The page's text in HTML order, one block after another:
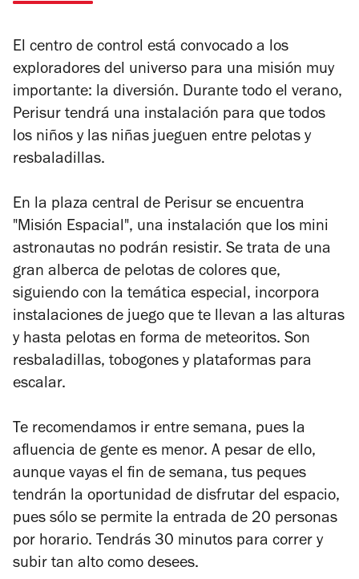
El centro de control está convocado a los
exploradores del universo para una misión muy
importante: la diversión. Durante todo el verano,
Perisur tendrá una instalación para que todos
los niños y las niñas jueguen entre pelotas y
resbaladillas.
En la plaza central de Perisur se encuentra
"Misión Espacial", una instalación que los mini
astronautas no podrán resistir. Se trata de una
gran alberca de pelotas de colores que,
siguiendo con la temática especial, incorpora
instalaciones de juego que te llevan a las alturas
y hasta pelotas en forma de meteoritos. Son
resbaladillas, tobogones y plataformas para
escalar.
Te recomendamos ir entre semana, pues la
afluencia de gente es menor. A pesar de ello,
aunque vayas el fin de semana, tus peques
tendrán la oportunidad de disfrutar del espacio,
pues sólo se permite la entrada de 20 personas
por horario. Tendrás 30 minutos para correr y
subir tan alto como desees.